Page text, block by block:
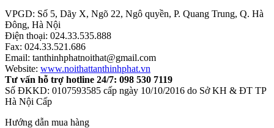
VPGD: Số 5, Dãy X, Ngõ 22, Ngô quyền, P. Quang Trung, Q. Hà
Đông, Hà Nội
Điện thoại: 024.33.535.888
Fax: 024.33.521.686
Email: tanthinhphatnoithat@gmail.com
Website: www.noithattanthinhphat.vn
Tư vấn hỗ trợ hotline 24/7: 098 530 7119
Số ĐKKD: 0107593585 cấp ngày 10/10/2016 do Sở KH & ĐT TP
Hà Nội Cấp
Hướng dẫn mua hàng